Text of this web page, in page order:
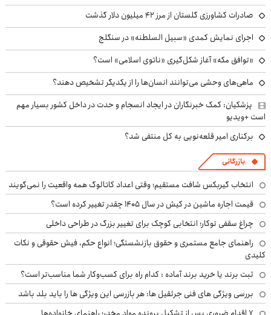
صادرات کشاورزی گلستان از مرز ۴۲ میلیون دلار گذشت
اجرای نمایش کمدی «سبیل السلطنه» در سنگلج
«توافق مکه» آغاز شکل‌گیری «ناتوی اسلامی» است؟
ماهی‌های وحشی می‌توانند انسان‌ها را از یکدیگر تشخیص دهند؟
پزشکیان: کمک خبرنگاران در ایجاد انسجام و حدت در داخل کشور بسیار مهم
است +ویدیو
برکناری امیر قلعه‌نویی به کل منتفی شد؟
بازرگانی
انتخاب گیربکس شافت مستقیم؛ وقتی اعداد کاتالوگ همه واقعیت را نمی‌گویند
قیمت اجاره ماشین در کیش در سال ۱۴۰۵ چقدر تغییر کرده است؟
چراغ سقفی توکار؛ انتخابی کوچک برای تغییر بزرگ در طراحی داخلی
راهنمای جامع مستمری و حقوق بازنشستگی؛ انواع حکم، فیش حقوقی و نکات
کلیدی
ثبت برند یا خرید برند آماده : کدام راه برای کسب‌وکار شما مناسب‌تر است؟
بررسی ویژگی های فنی جرثقیل ها: هر بازرسی این ویژگی ها را باید بلد باشد